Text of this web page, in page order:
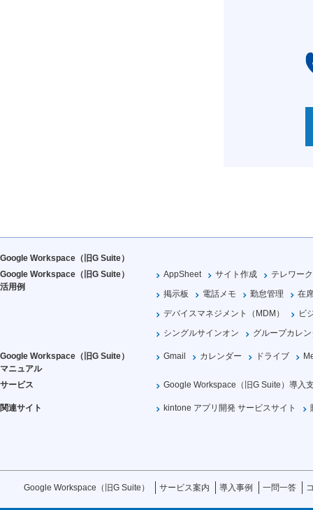
Google Workspace（旧G Suite）
Google Workspace（旧G Suite）
活用例
AppSheet サイト作成
テレワーク
掲示板
電話メモ 勤怠管理
在
デバイスマネジメント（MDM）
ビ
シングルサインオン
グループカレ
Google Workspace（旧G Suite）
マニュアル
Gmail カレンダー ドライブ
サービス Google Workspace（旧G Suite）導入
関連サイト kintone アプリ開発 サービスサイト
Google Workspace（旧G Suite） サービス案内 導入事例 一問一答